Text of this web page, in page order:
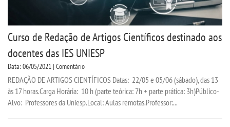
Curso de Redação de Artigos Científicos destinado aos
docentes das IES UNIESP
Data: 06/05/2021 | Comentário
REDAÇÃO DE ARTIGOS CIENTÍFICOS Datas: 22/05 e 05/06 (sábado), das 13
às 17 horas.Carga Horária: 10 h (parte teórica: 7h + parte prática: 3h)Público-
Alvo: Professores da Uniesp.Local: Aulas remotas.Professor:...